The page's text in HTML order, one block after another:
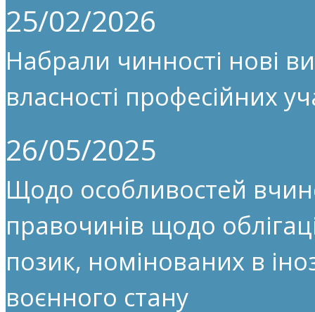
25/02/2026
Набрали чинності нові
власності професійних
26/05/2025
Щодо особливостей
правочинів щодо
позик, номінованих в
воєнного стану